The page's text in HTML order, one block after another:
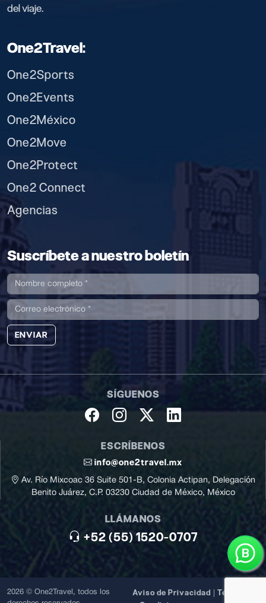
del viaje.
One2Travel:
One2Sports
One2Events
One2México
One2Move
One2Protect
One2 Connect
Agencias
Suscríbete a nuestro boletín
ENVIAR
SÍGUENOS
ESCRÍBENOS
info@one2travel.mx
Av. Río Mixcoac 36 Suite 501-B, Colonia Actipan, Delegación
Benito Juárez, C.P. 03230 Ciudad de México, México
LLÁMANOS
+52 (55) 1520-0707
2026 © One2Travel, todos los
Aviso de Privacidad
Términos